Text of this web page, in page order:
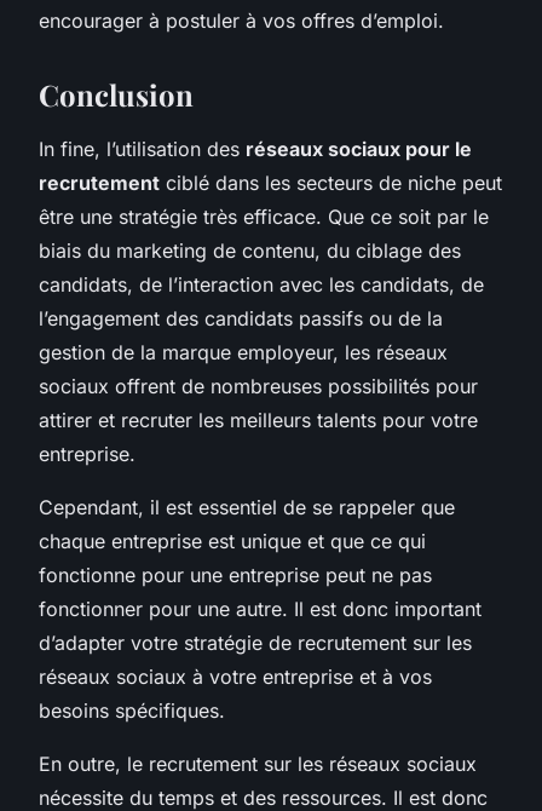
encourager à postuler à vos offres d’emploi.
Conclusion
In fine, l’utilisation des réseaux sociaux pour le
recrutement ciblé dans les secteurs de niche peut
être une stratégie très efficace. Que ce soit par le
biais du marketing de contenu, du ciblage des
candidats, de l’interaction avec les candidats, de
l’engagement des candidats passifs ou de la
gestion de la marque employeur, les réseaux
sociaux offrent de nombreuses possibilités pour
attirer et recruter les meilleurs talents pour votre
entreprise.
Cependant, il est essentiel de se rappeler que
chaque entreprise est unique et que ce qui
fonctionne pour une entreprise peut ne pas
fonctionner pour une autre. Il est donc important
d’adapter votre stratégie de recrutement sur les
réseaux sociaux à votre entreprise et à vos
besoins spécifiques.
En outre, le recrutement sur les réseaux sociaux
nécessite du temps et des ressources. Il est donc